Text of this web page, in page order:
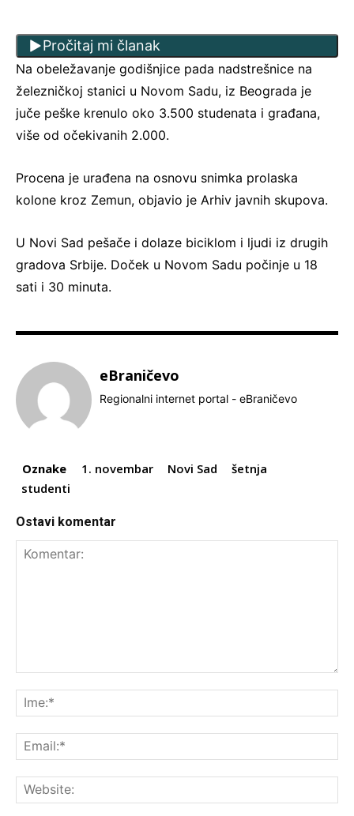
Pročitaj mi članak
Na obeležavanje godišnjice pada nadstrešnice na
železničkoj stanici u Novom Sadu, iz Beograda je
juče peške krenulo oko 3.500 studenata i građana,
više od očekivanih 2.000.
Procena je urađena na osnovu snimka prolaska
kolone kroz Zemun, objavio je Arhiv javnih skupova.
U Novi Sad pešače i dolaze biciklom i ljudi iz drugih
gradova Srbije. Doček u Novom Sadu počinje u 18
sati i 30 minuta.
eBraničevo
Regionalni internet portal - eBraničevo
Oznake 1. novembar Novi Sad
šetnja
studenti
Ostavi komentar